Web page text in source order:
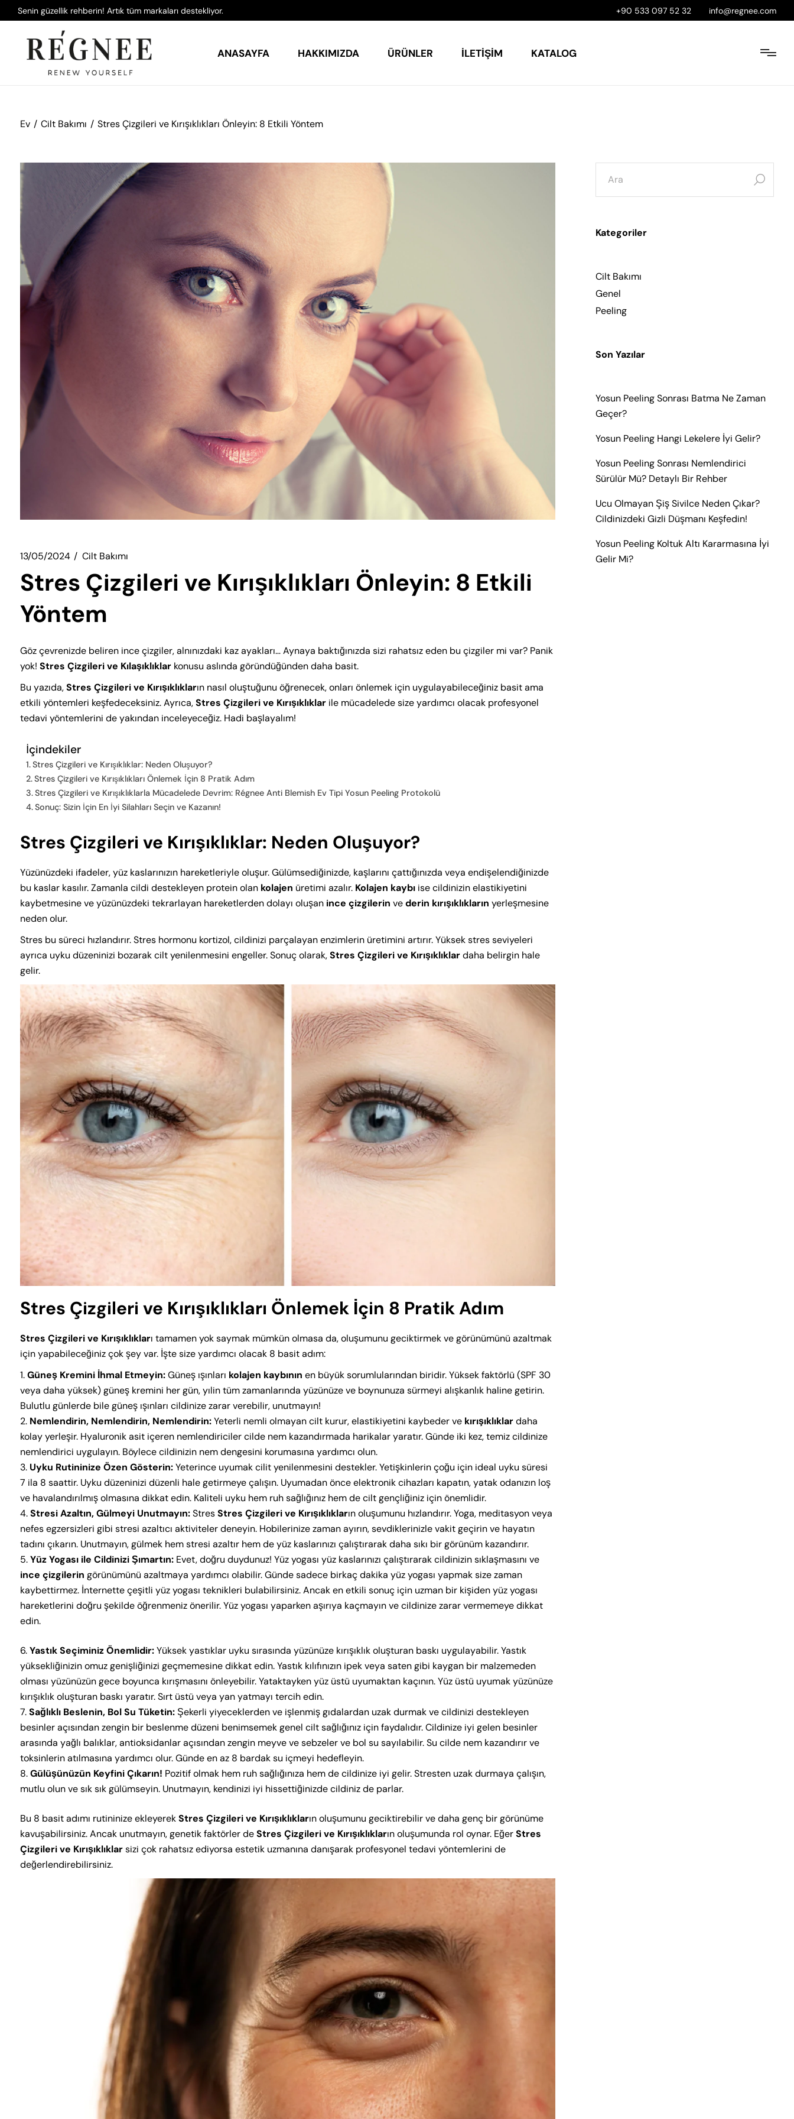
Senin güzellik rehberin! Artık tüm markaları destekliyor. +90 533 097 52 32 info@regnee.com
ANASAYFA HAKKIMIZDA ÜRÜNLER İLETIŞIM KATALOG
Ev Cilt Bakımı Stres Çizgileri ve Kırışıklıkları Önleyin: 8 Etkili Yöntem
13/05/2024 Cilt Bakımı
Stres Çizgileri ve Kırışıklıkları Önleyin: 8 Etkili
Yöntem
Göz çevrenizde beliren ince çizgiler, alnınızdaki kaz ayakları… Aynaya baktığınızda sizi rahatsız eden bu çizgiler mi var? Panik
yok! Stres Çizgileri ve Kılaşıklıklarkonusu aslında göründüğünden daha basit.
Bu yazıda,Stres Çizgileri ve Kırışıklıkların nasıl oluştuğunu öğrenecek, onları önlemek için uygulayabileceğiniz basit ama
etkili yöntemleri keşfedeceksiniz. Ayrıca,Stres Çizgileri ve Kırışıklıklarile mücadelede size yardımcı olacak profesyonel
tedavi yöntemlerini de yakından inceleyeceğiz. Hadi başlayalım!
İçindekiler
Stres Çizgileri ve Kırışıklıklar: Neden Oluşuyor?
Stres Çizgileri ve Kırışıklıkları Önlemek İçin 8 Pratik Adım
Stres Çizgileri ve Kırışıklıklarla Mücadelede Devrim: Régnee Anti Blemish Ev Tipi Yosun Peeling Protokolü
Sonuç: Sizin İçin En İyi Silahları Seçin ve Kazanın!
Stres Çizgileri ve Kırışıklıklar: Neden Oluşuyor?
Yüzünüzdeki ifadeler, yüz kaslarınızın hareketleriyle oluşur. Gülümsediğinizde, kaşlarını çattığınızda veya endişelendiğinizde
bu kaslar kasılır. Zamanla cildi destekleyen protein olan kolajen üretimi azalır. Kolajen kaybı ise cildinizin elastikiyetini
kaybetmesine ve yüzünüzdeki tekrarlayan hareketlerden dolayı oluşan ince çizgilerin vederin kırışıklıkların yerleşmesine
neden olur.
Stres bu süreci hızlandırır. Stres hormonu kortizol, cildinizi parçalayan enzimlerin üretimini artırır. Yüksek stres seviyeleri
ayrıca uyku düzeninizi bozarak cilt yenilenmesini engeller. Sonuç olarak,Stres Çizgileri ve Kırışıklıklardaha belirgin hale
gelir.
Stres Çizgileri ve Kırışıklıkları Önlemek İçin 8 Pratik Adım
Stres Çizgileri ve Kırışıklıkları tamamen yok saymak mümkün olmasa da, oluşumunu geciktirmek ve görünümünü azaltmak
için yapabileceğiniz çok şey var. İşte size yardımcı olacak 8 basit adım:
Güneş Kremini İhmal Etmeyin:Güneş ışınları kolajen kaybının en büyük sorumlularından biridir. Yüksek faktörlü (SPF 30
veya daha yüksek) güneş kremini her gün, yılin tüm zamanlarında yüzünüze ve boynunuza sürmeyi alışkanlık haline getirin.
Bulutlu günlerde bile güneş ışınları cildinize zarar verebilir, unutmayın!
Nemlendirin, Nemlendirin, Nemlendirin:Yeterli nemli olmayan cilt kurur, elastikiyetini kaybeder ve kırışıklıklardaha
kolay yerleşir. Hyaluronik asit içeren nemlendiriciler cilde nem kazandırmada harikalar yaratır. Günde iki kez, temiz cildinize
nemlendirici uygulayın. Böylece cildinizin nem dengesini korumasına yardımcı olun.
Uyku Rutininize Özen Gösterin:Yeterince uyumak cilit yenilenmesini destekler. Yetişkinlerin çoğu için ideal uyku süresi
7 ila 8 saattir. Uyku düzeninizi düzenli hale getirmeye çalışın. Uyumadan önce elektronik cihazları kapatın, yatak odanızın loş
ve havalandırılmış olmasına dikkat edin. Kaliteli uyku hem ruh sağlığınız hem de cilt gençliğiniz için önemlidir.
Stresi Azaltın, Gülmeyi Unutmayın:StresStres Çizgileri ve Kırışıklıkların oluşumunu hızlandırır. Yoga, meditasyon veya
nefes egzersizleri gibi stresi azaltıcı aktiviteler deneyin. Hobilerinize zaman ayırın, sevdiklerinizle vakit geçirin ve hayatın
tadını çıkarın. Unutmayın, gülmek hem stresi azaltır hem de yüz kaslarınızı çalıştırarak daha sıkı bir görünüm kazandırır.
Yüz Yogası ile Cildinizi Şımartın:Evet, doğru duydunuz! Yüz yogası yüz kaslarınızı çalıştırarak cildinizin sıklaşmasını ve
ince çizgilerin görünümünü azaltmaya yardımcı olabilir. Günde sadece birkaç dakika yüz yogası yapmak size zaman
kaybettirmez. İnternette çeşitli yüz yogası teknikleri bulabilirsiniz. Ancak en etkili sonuç için uzman bir kişiden yüz yogası
hareketlerini doğru şekilde öğrenmeniz önerilir. Yüz yogası yaparken aşırıya kaçmayın ve cildinize zarar vermemeye dikkat
edin.
Yastık Seçiminiz Önemlidir:Yüksek yastıklar uyku sırasında yüzünüze kırışıklık oluşturan baskı uygulayabilir. Yastık
yüksekliğinizin omuz genişliğinizi geçmemesine dikkat edin. Yastık kılıfınızın ipek veya saten gibi kaygan bir malzemeden
olması yüzünüzün gece boyunca kırışmasını önleyebilir. Yataktayken yüz üstü uyumaktan kaçının. Yüz üstü uyumak yüzünüze
kırışıklık oluşturan baskı yaratır. Sırt üstü veya yan yatmayı tercih edin.
Sağlıklı Beslenin, Bol Su Tüketin:Şekerli yiyeceklerden ve işlenmiş gıdalardan uzak durmak ve cildinizi destekleyen
besinler açısından zengin bir beslenme düzeni benimsemek genel cilt sağlığınız için faydalıdır. Cildinize iyi gelen besinler
arasında yağlı balıklar, antioksidanlar açısından zengin meyve ve sebzeler ve bol su sayılabilir. Su cilde nem kazandırır ve
toksinlerin atılmasına yardımcı olur. Günde en az 8 bardak su içmeyi hedefleyin.
Gülüşünüzün Keyfini Çıkarın! Pozitif olmak hem ruh sağlığınıza hem de cildinize iyi gelir. Stresten uzak durmaya çalışın,
mutlu olun ve sık sık gülümseyin. Unutmayın, kendinizi iyi hissettiğinizde cildiniz de parlar.
Bu 8 basit adımı rutininize ekleyerekStres Çizgileri ve Kırışıklıkların oluşumunu geciktirebilir ve daha genç bir görünüme
kavuşabilirsiniz. Ancak unutmayın, genetik faktörler deStres Çizgileri ve Kırışıklıkların oluşumunda rol oynar. EğerStres
Çizgileri ve Kırışıklıklarsizi çok rahatsız ediyorsa estetik uzmanına danışarak profesyonel tedavi yöntemlerini de
değerlendirebilirsiniz.
Kategoriler
Cilt Bakımı
Genel
Peeling
Son Yazılar
Yosun Peeling Sonrası Batma Ne Zaman
Geçer?
Yosun Peeling Hangi Lekelere İyi Gelir?
Yosun Peeling Sonrası Nemlendirici
Sürülür Mü? Detaylı Bir Rehber
Ucu Olmayan Şiş Sivilce Neden Çıkar?
Cildinizdeki Gizli Düşmanı Keşfedin!
Yosun Peeling Koltuk Altı Kararmasına İyi
Gelir Mi?